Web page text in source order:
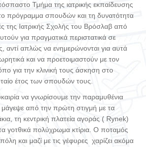
Τμήμα της ιατρικής εκπαίδευσης
το πρόγραμμα σπουδών και τη δυνατότητα
της Ιατρικής Σχολής του Βρόσλαβ από
για πραγματικά περιστατικά σε
αντί απλώς να ενημερώνονται για αυτά
και να προετοιμαστούν με τον
για την κλινική τους άσκηση στο
έτος των σπουδών τους.
να γνωρίσουμε την παραμυθένια
από την πρώτη στιγμή με τα
τη κεντρική πλατεία αγοράς ( Rynek)
γοτθικά πολύχρωμα κτίρια. Ο ποταμός
και μαζί με τις γέφυρες χαρίζει ακόμα